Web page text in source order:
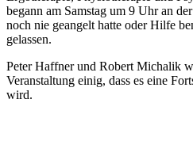
begann am Samstag um 9 Uhr an
noch nie geangelt hatte oder Hilfe
gelassen.
Peter Haffner und Robert Michalik
Veranstaltung einig, dass es eine
wird.